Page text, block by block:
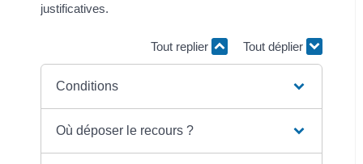
justificatives.
Tout replier Tout déplier
Conditions
Où déposer le recours ?